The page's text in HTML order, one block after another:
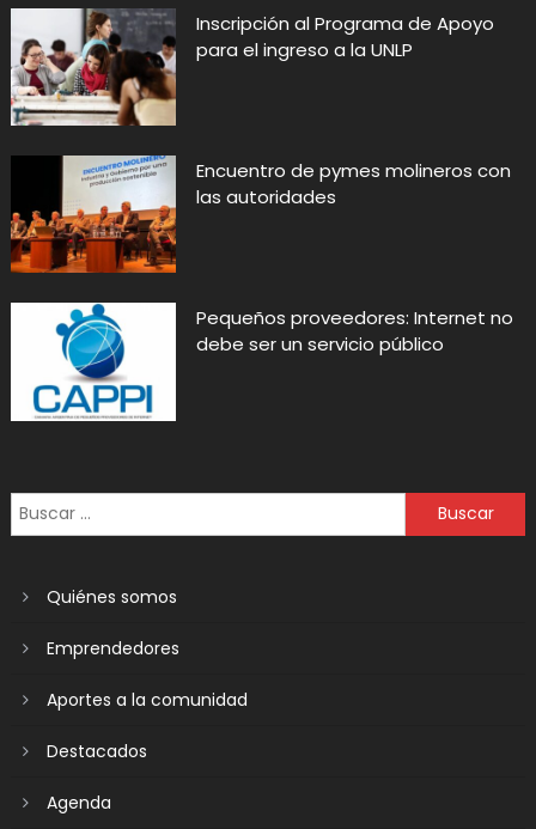
Inscripción al Programa de Apoyo
para el ingreso a la UNLP
Encuentro de pymes molineros con
las autoridades
Pequeños proveedores: Internet no
debe ser un servicio público
Quiénes somos
Emprendedores
Aportes a la comunidad
Destacados
Agenda